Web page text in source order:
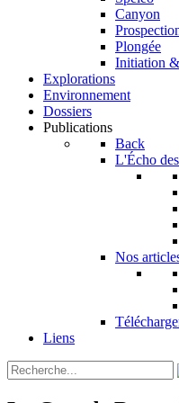
Canyon
Plongée
Initiation
Explorations
Environnement
Dossiers
Publications
Back
L'Écho
Nos
Liens